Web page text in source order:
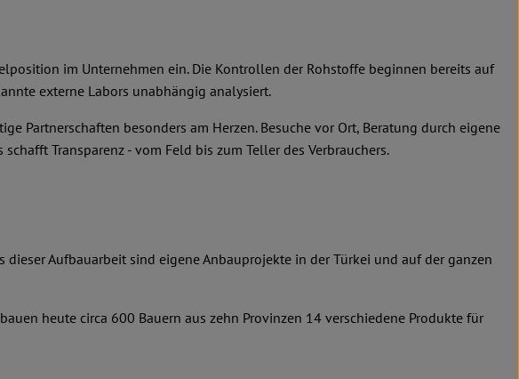
im Unternehmen ein. Die Kontrollen der Rohstoffe beginnen bereits auf
externe Labors unabhängig analysiert.
Partnerschaften besonders am Herzen. Besuche vor Ort, Beratung durch eigene
Transparenz - vom Feld bis zum Teller des Verbrauchers.
Aufbauarbeit sind eigene Anbauprojekte in der Türkei und auf der ganzen
heute circa 600 Bauern aus zehn Provinzen 14 verschiedene Produkte für